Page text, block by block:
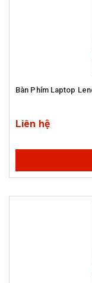
Bàn Phím Laptop
Liên hệ